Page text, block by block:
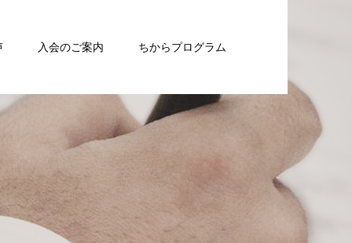
入会のご案内 ちからプログラム